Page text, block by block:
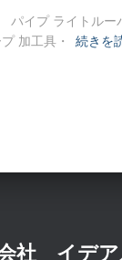
パイプ ライトルー
加工具・
続きを
社 イデ